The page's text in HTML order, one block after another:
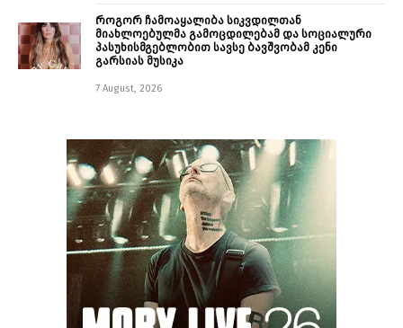
როგორ ჩამოაყალიბა სიკვდილთან
მიახლოებულმა გამოცდილებამ და სოციალური
პასუხისმგებლობით სავსე ბავშვობამ კენი
გარსიას მუსიკა
7 August, 2026